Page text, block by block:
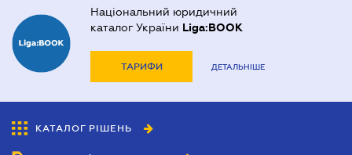
Національний юридичний
каталог України Liga:BOOK
ТАРИФИ ДЕТАЛЬНІШЕ
КАТАЛОГ РІШЕНЬ